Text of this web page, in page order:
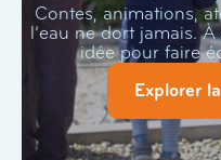
Contes, animations,
l’eau ne dort jamais.
idée pour faire
Explorer